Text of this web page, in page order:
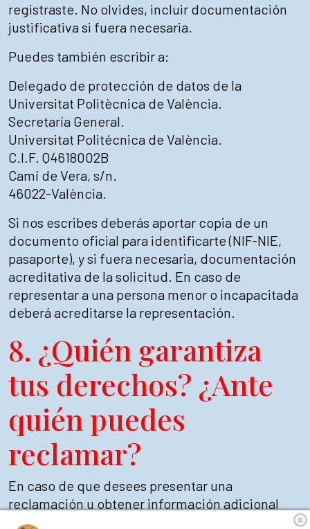
registraste. No olvides, incluir documentación
justificativa si fuera necesaria.
Puedes también escribir a:
Delegado de protección de datos de la
Universitat Politècnica de València.
Secretaría General.
Universitat Politécnica de València.
C.I.F. Q4618002B
Camí de Vera, s/n.
46022-València.
Si nos escribes deberás aportar copia de un
documento oficial para identificarte (NIF-NIE,
pasaporte), y si fuera necesaria, documentación
acreditativa de la solicitud. En caso de
representar a una persona menor o incapacitada
deberá acreditarse la representación.
8. ¿Quién garantiza
tus derechos? ¿Ante
quién puedes
reclamar?
En caso de que desees presentar una
reclamación u obtener información adicional
sobre la regulación del tratamiento de datos